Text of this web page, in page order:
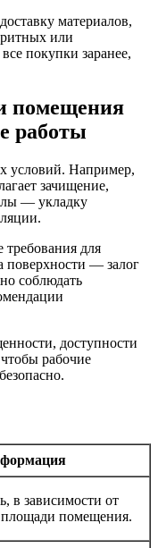
материалов,
или
покупки заранее,
помещения
работы
условий. Например,
зачищение,
— укладку
для
поверхности — залог
соблюдать
доступности
рабочие
в зависимости от
площади помещения.